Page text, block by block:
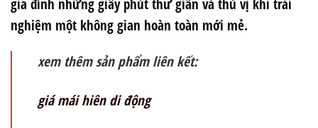
gia đình những giây phút thư giãn và thú vị khi trải
nghiệm một không gian hoàn toàn mới mẻ.
xem thêm sản phẩm liên kết:
giá mái hiên di động